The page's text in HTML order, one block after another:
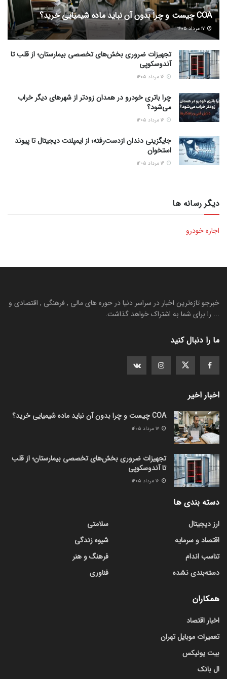
COA چیست و چرا بدون آن نباید ماده شیمیایی خرید؟
تجهیزات ضروری بخش‌های تخصصی بیمارستان؛ از قلب تا
آندوسکوپی
چرا باتری خودرو در همدان زودتر از شهرهای دیگر خراب
می‌شود؟
جایگزینی دندان ازدست‌رفته؛ از ایمپلنت دیجیتال تا پیوند
استخوان
دیگر رسانه ها
اجاره خودرو
خبرجو تازه‌ترین اخبار در سراسر دنیا در حوره های مالی , فرهنگی , اقتصادی و
... را برای شما به اشتراک خواهد گذاشت.
ما را دنبال کنید
اخبار اخیر
COA چیست و چرا بدون آن نباید ماده شیمیایی خرید؟
تجهیزات ضروری بخش‌های تخصصی بیمارستان؛ از قلب
تا آندوسکوپی
دسته بندی ها
ارز دیجیتال
اقتصاد و سرمایه
تناسب اندام
دسته‌بندی نشده
سلامتی
شیوه زندگی
فرهنگ و هنر
فناوری
همکاران
اخبار اقتصاد
تعمیرات موبایل تهران
بیت یونیکس
ال بانک